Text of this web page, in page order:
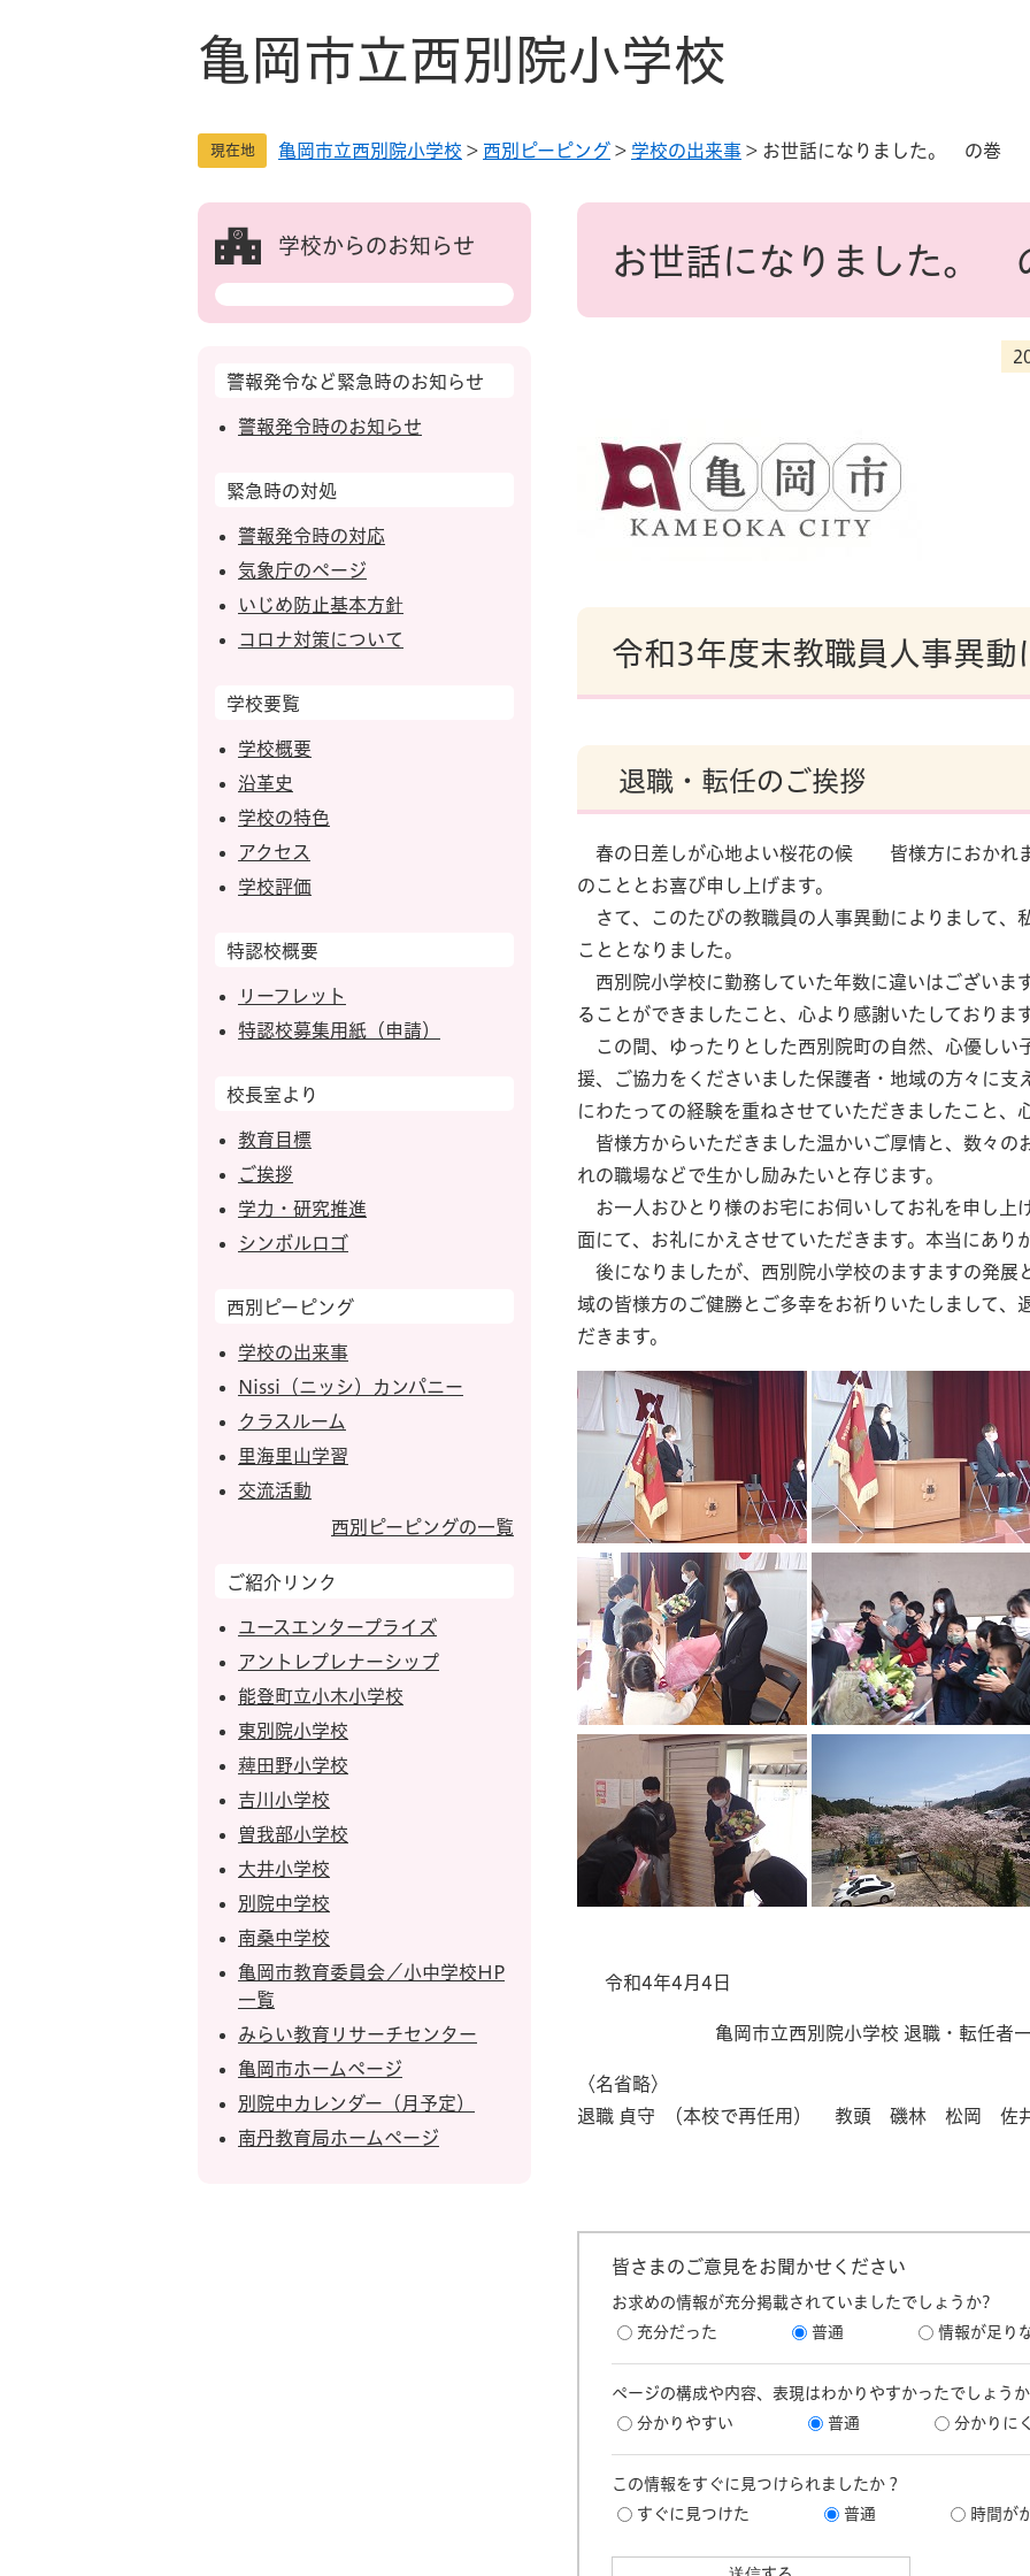
亀岡市立西別院小学校
現在地 亀岡市立西別院小学校 > 西別ピーピング > 学校の出来事 > お世話になりました。 の巻
本
お世話になりました。
令和3年度末教職員人事異
退職・転任のご挨拶
春の日差しが心地よい桜花の候 皆様方におかれま
のこととお喜び申し上げます。
さて、このたびの教職員の人事異動によりまして、
こととなりました。
西別院小学校に勤務していた年数に違いはございま
ることができましたこと、心より感謝いたしておりま
この間、ゆったりとした西別院町の自然、心優しい
援、ご協力をくださいました保護者・地域の方々に支
にわたっての経験を重ねさせていただきましたこと、
皆様方からいただきました温かいご厚情と、数々の
れの職場などで生かし励みたいと存じます。
お一人おひとり様のお宅にお伺いしてお礼を申し上
面にて、お礼にかえさせていただきます。本当にあり
後になりましたが、西別院小学校のますますの発展
域の皆様方のご健勝とご多幸をお祈りいたしまして、
だきます。
令和4年4月4日
亀岡市立西別院小学校 退職・転任者一
〈名省略〉
退職 貞守 （本校で再任用） 教頭 磯林 松岡 佐
皆さまのご意見をお聞かせください
お求めの情報が充分掲載されていましたでしょうか?
充分だった
普通 情報が足り
ページの構成や内容、表現はわかりやすかったでしょう
分かりやすい
普通 分かりに
この情報をすぐに見つけられましたか？
すぐに見つけた
普通 時間が
学校からのお知らせ
警報発令など緊急時のお知らせ
警報発令時のお知らせ
緊急時の対処
警報発令時の対応
気象庁のページ
いじめ防止基本方針
コロナ対策について
学校要覧
学校概要
沿革史
学校の特色
アクセス
学校評価
特認校概要
リーフレット
特認校募集用紙（申請）
校長室より
教育目標
ご挨拶
学力・研究推進
シンボルロゴ
西別ピーピング
学校の出来事
Nissi（ニッシ）カンパニー
クラスルーム
里海里山学習
交流活動
西別ピーピングの一覧
ご紹介リンク
ユースエンタープライズ
アントレプレナーシップ
能登町立小木小学校
東別院小学校
薭田野小学校
吉川小学校
曽我部小学校
大井小学校
別院中学校
南桑中学校
亀岡市教育委員会／小中学校HP
一覧
みらい教育リサーチセンター
亀岡市ホームページ
別院中カレンダー（月予定）
南丹教育局ホームページ